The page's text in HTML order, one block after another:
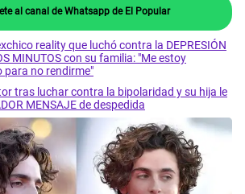
al canal de Whatsapp de El Popular
reality que luchó contra la DEPRESIÓN
MINUTOS con su familia: "Me estoy
no rendirme"
tras luchar contra la bipolaridad y su hija le
MENSAJE de despedida